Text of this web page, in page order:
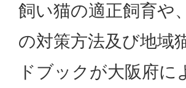
飼い猫の適正飼育や
の対策方法及び地域
ドブックが大阪府